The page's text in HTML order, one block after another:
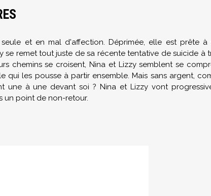
et en mal d'affection. Déprimée, elle est prête à
se remet tout juste de sa récente tentative de suicide à
chemins se croisent, Nina et Lizzy semblent se
qui les pousse à partir ensemble. Mais sans argent,
une à une devant soi ? Nina et Lizzy vont
un point de non-retour.